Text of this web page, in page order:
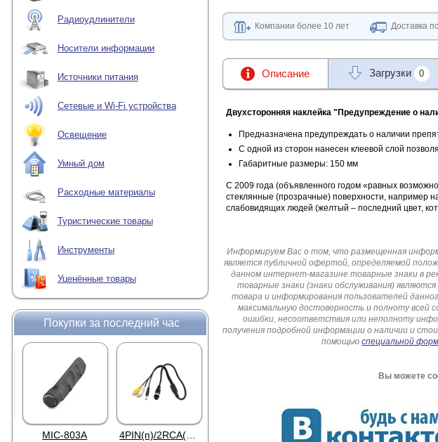
Радиоудлинители
Носители информации
Источники питания
Сетевые и Wi-Fi устройства
Освещение
Умный дом
Расходные материалы
Туристические товары
Инструменты
Уценённые товары
Покупки за последний час
MIC-803A
4PIN(п)/2RCA(м)+DJK-11(п)
DJK-11Y(1м-2п) U3-1L
Компании более 10 лет Доставка
Описание Загрузки 0
Двухсторонняя наклейка "Предупреждение о
Предназначена предупреждать о наличии
С одной из сторон нанесен клеевой слой
Габаритные размеры: 150 мм
С 2009 года (объявленного годом «равных
стеклянные (прозрачные) поверхности, например
слабовидящих людей (желтый – последний цвет,
Информируем Вас о том, что размещенная
является публичной офертой, определяемой
данном интернет-магазине товарные знаки в
товарные знаки (знаки обслуживания)
товара и информирования пользователей
максимальную достоверность и полноту
ошибки, несоответствия или неполноту
получения подробной информации о наличии и
помощьюспециальной
Вы можете